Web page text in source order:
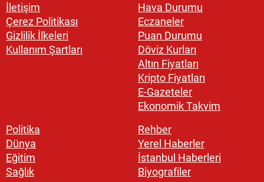
İletişim
Çerez Politikası
Gizlilik İlkeleri
Kullanım Şartları
Hava Durumu
Eczaneler
Puan Durumu
Döviz Kurları
Altın Fiyatları
Kripto Fiyatları
E-Gazeteler
Ekonomik Takvim
Politika
Dünya
Eğitim
Sağlık
Rehber
Yerel Haberler
İstanbul Haberleri
Biyografiler